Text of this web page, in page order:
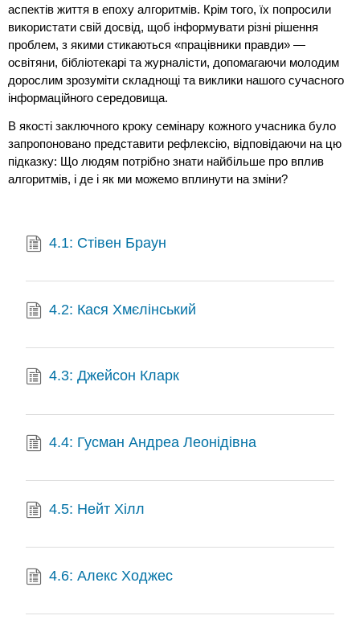
аспектів життя в епоху алгоритмів. Крім того, їх попросили
використати свій досвід, щоб інформувати різні рішення
проблем, з якими стикаються «працівники правди» —
освітяни, бібліотекарі та журналісти, допомагаючи молодим
дорослим зрозуміти складнощі та виклики нашого сучасного
інформаційного середовища.
В якості заключного кроку семінару кожного учасника було
запропоновано представити рефлексію, відповідаючи на цю
підказку: Що людям потрібно знати найбільше про вплив
алгоритмів, і де і як ми можемо вплинути на зміни?
4.1: Стівен Браун
4.2: Кася Хмєлінський
4.3: Джейсон Кларк
4.4: Гусман Андреа Леонідівна
4.5: Нейт Хілл
4.6: Алекс Ходжес